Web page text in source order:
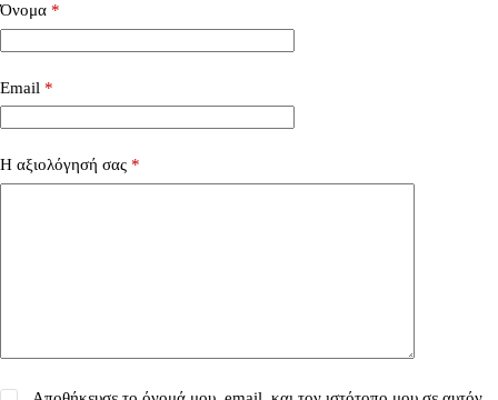
Όνομα *
Email *
Η αξιολόγησή σας *